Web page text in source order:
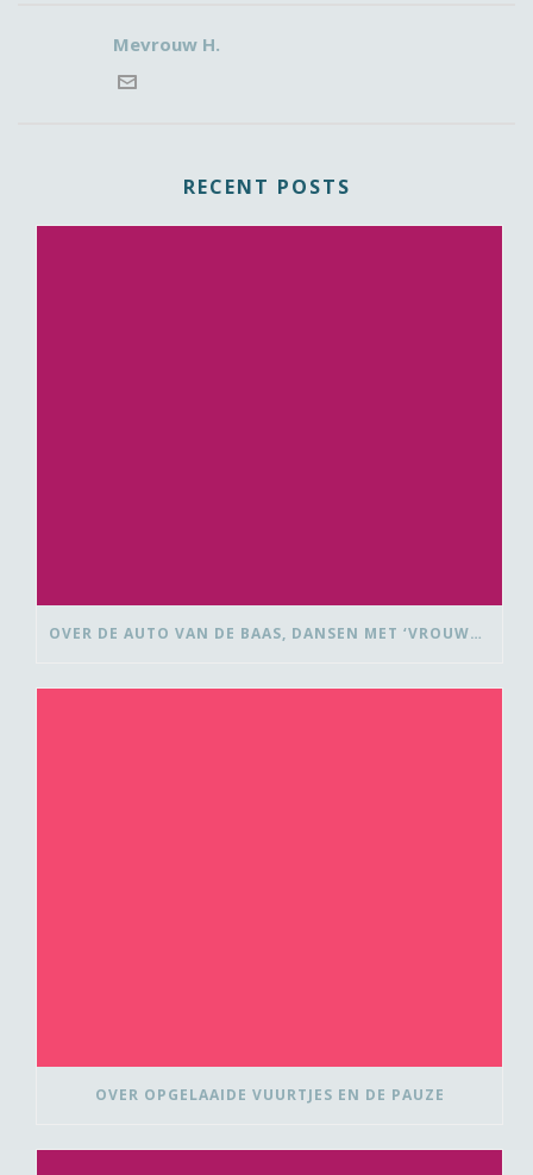
Mevrouw H.
RECENT POSTS
OVER DE AUTO VAN DE BAAS, DANSEN MET ‘VROUWEN VAN’ EN BEDANK-BLOMMEN
OVER OPGELAAIDE VUURTJES EN DE PAUZE